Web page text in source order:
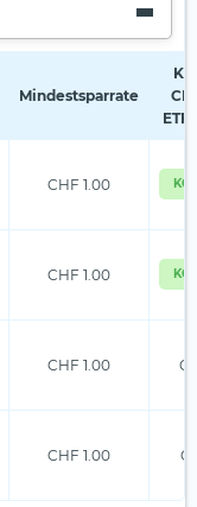
Mindestsparrate
CHF 1.00
CHF 1.00
CHF 1.00
CHF 1.00